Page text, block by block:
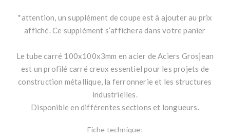
*attention, un supplément de coupe est à ajouter au prix
affiché. Ce supplément s’affichera dans votre panier
Le tube carré 100x100x3mm en acier de Aciers Grosjean
est un profilé carré creux essentiel pour les projets de
construction métallique, la ferronnerie et les structures
industrielles.
Disponible en différentes sections et longueurs.
Fiche technique: